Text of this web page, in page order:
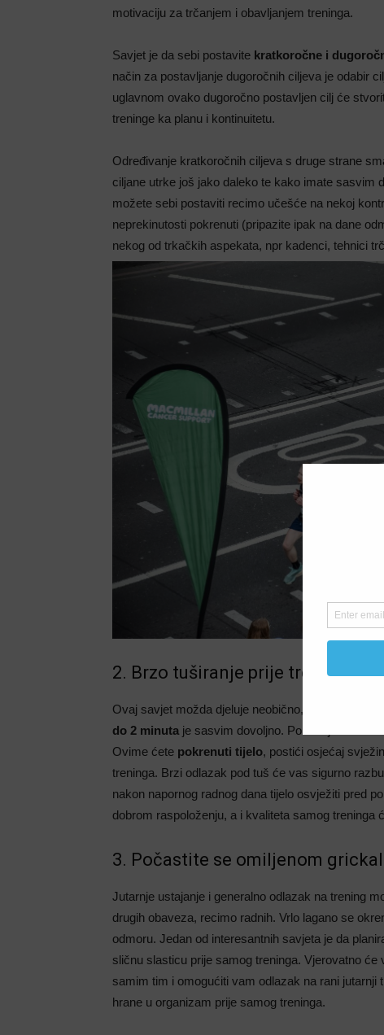
motivaciju za trčanjem i obavljanjem treninga.
Savjet je da sebi postavite kratkoročne i
način za postavljanje dugoročnih ciljeva je odabir
uglavnom ovako dugoročno postavljen cilj će
treninge ka planu i kontinuitetu.
Određivanje kratkoročnih ciljeva s druge strane
ciljane utrke još jako daleko te kako imate sasvim
možete sebi postaviti recimo učešće na nekoj
neprekinutosti pokrenuti (pripazite ipak na dane
nekog od trkačkih aspekata, npr kadenci, tehnici
2. Brzo tuširanje prije treninga
Ovaj savjet možda djeluje neobično, ali radi se
do 2 minuta je sasvim dovoljno. Pokušajte to
Ovime ćete pokrenuti tijelo, postići osjećaj
treninga. Brzi odlazak pod tuš će vas sigurno
nakon napornog radnog dana tijelo osvježiti pred
dobrom raspoloženju, a i kvaliteta samog treninga
3. Počastite se omiljenom
Jutarnje ustajanje i generalno odlazak na trening
drugih obaveza, recimo radnih. Vrlo lagano se
odmoru. Jedan od interesantnih savjeta je da
sličnu slasticu prije samog treninga. Vjerovatno će
samim tim i omogućiti vam odlazak na rani jutarnji
hrane u organizam prije samog treninga.